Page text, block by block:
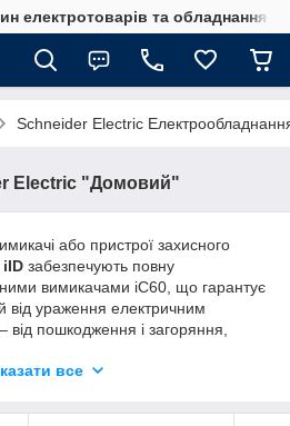
електротоварів та обладнання
Schneider Electric
Electric "Домовий"
або пристрої захисного
забезпечують повну
вимикачами iC60, що гарантує
від ураження електричним
від пошкодження і загоряння,
вимикач навантаження
все